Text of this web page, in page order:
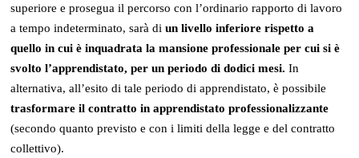
superiore e prosegua il percorso con l’ordinario rapporto di lavoro
a tempo indeterminato, sarà di un livello inferiore rispetto a
quello in cui è inquadrata la mansione professionale per cui si è
svolto l’apprendistato, per un periodo di dodici mesi. In
alternativa, all’esito di tale periodo di apprendistato, è possibile
trasformare il contratto in apprendistato professionalizzante
(secondo quanto previsto e con i limiti della legge e del contratto
collettivo).